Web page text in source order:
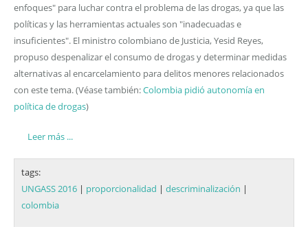
enfoques" para luchar contra el problema de las drogas, ya que las
políticas y las herramientas actuales son "inadecuadas e
insuficientes". El ministro colombiano de Justicia, Yesid Reyes,
propuso despenalizar el consumo de drogas y determinar medidas
alternativas al encarcelamiento para delitos menores relacionados
con este tema. (Véase también:Colombia pidió autonomía en
política de drogas)
Leer más ...
tags:
UNGASS 2016 | proporcionalidad | descriminalización |
colombia